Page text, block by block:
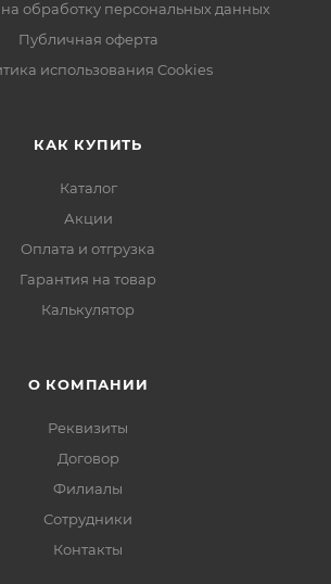
обработку персональных данных
Публичная оферта
использования Cookies
КАК КУПИТЬ
Каталог
Акции
Оплата и отгрузка
Гарантия на товар
Калькулятор
О КОМПАНИИ
Реквизиты
Договор
Филиалы
Сотрудники
Контакты